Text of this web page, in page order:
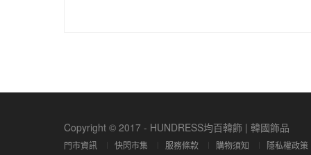
Copyright © 2017 - HUNDRESS均百韓飾 | 韓國飾品
門市資訊 快閃市集 服務條款 購物須知 隱私權政策